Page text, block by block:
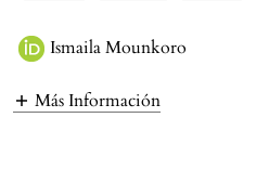
Ismaila Mounkoro
Más Información